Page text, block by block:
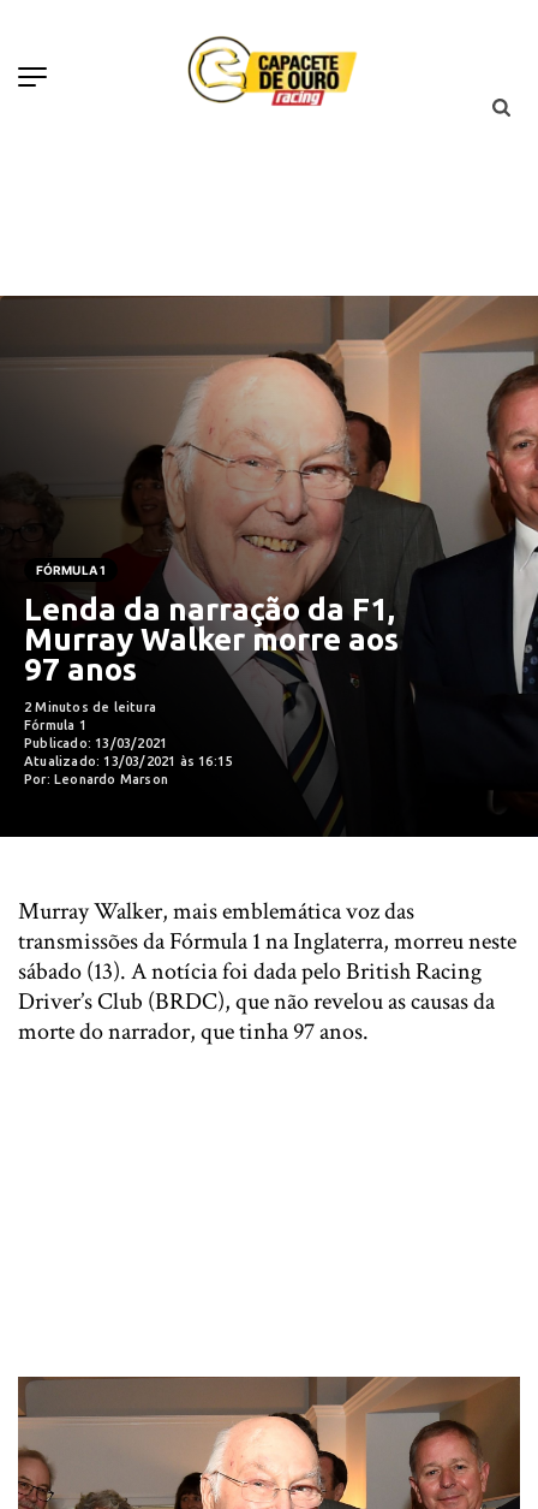
FÓRMULA 1
Lenda da narração da F1,
Murray Walker morre aos
97 anos
2 Minutos de leitura
Fórmula 1
Publicado: 13/03/2021
Atualizado: 13/03/2021 às 16:15
Por: Leonardo Marson
Murray Walker, mais emblemática voz das
transmissões da Fórmula 1 na Inglaterra, morreu neste
sábado (13). A notícia foi dada pelo British Racing
Driver’s Club (BRDC), que não revelou as causas da
morte do narrador, que tinha 97 anos.